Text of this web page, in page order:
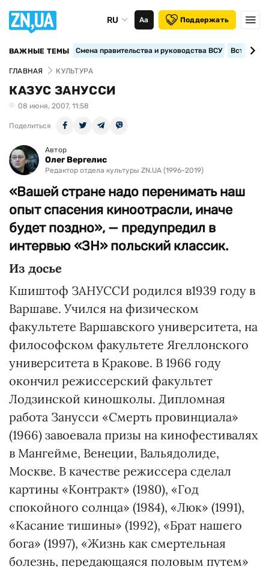
RU Аа Поддержать
ВАЖНЫЕ ТЕМЫ Смена правительства и руководства ВСУ
ГЛАВНАЯ КУЛЬТУРА
КАЗУС ЗАНУССИ
08 июня, 2007, 11:58
Поделиться
Автор
Олег Вергелис
Редактор отдела культуры ZN.UA (1996-2019)
«Вашей стране надо перенимать наш
опыт спасения киноотрасли, иначе
будет поздно», — предупредил в
интервью «ЗН» польский классик.
Из досье
Кшиштоф ЗАНУССИ родился в1939 году в
Варшаве. Учился на физическом
факультете Варшавского университета, на
философском факультете Ягеллонского
университета в Кракове. В 1966 году
окончил режиссерский факультет
Лодзинской киношколы. Дипломная
работа Занусси «Смерть провинциала»
(1966) завоевала призы на кинофестивалях
в Мангейме, Венеции, Вальядолиде,
Москве. В качестве режиссера сделал
картины «Контракт» (1980), «Год
спокойного солнца» (1984), «Люк» (1991),
«Касание тишины» (1992), «Брат нашего
бога» (1997), «Жизнь как смертельная
болезнь, передающаяся половым путем»